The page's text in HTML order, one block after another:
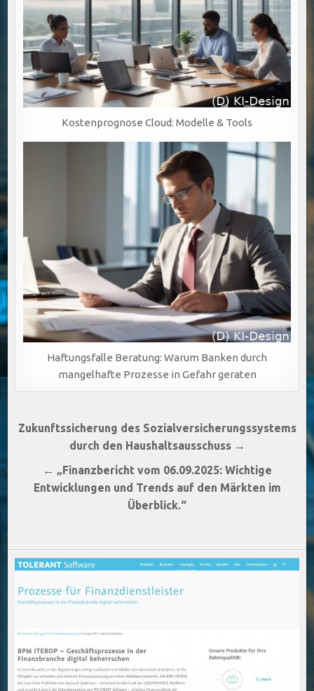
Kostenprognose Cloud: Modelle & Tools
Haftungsfalle Beratung: Warum Banken durch
mangelhafte Prozesse in Gefahr geraten
Beitragsnavigation
Zukunftssicherung des Sozialversicherungssystems
durch den Haushaltsausschuss →
← „Finanzbericht vom 06.09.2025: Wichtige
Entwicklungen und Trends auf den Märkten im
Überblick.“